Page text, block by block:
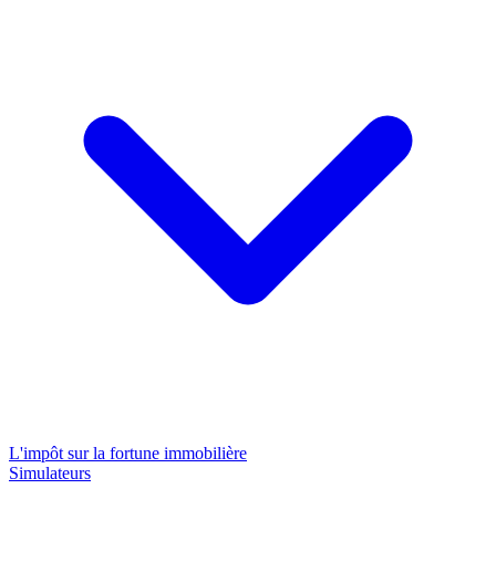
L'impôt sur la fortune immobilière
Simulateurs